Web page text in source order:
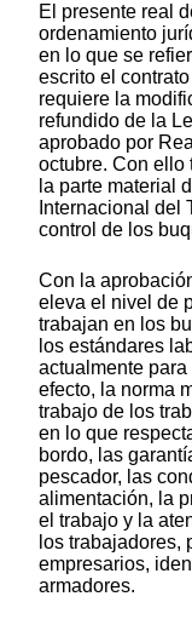
El presente real
ordenamiento
en lo que se
escrito el
requiere la
refundido de la
aprobado por
octubre. Con ello
la parte material
Internacional del
control de los
Con la
eleva el nivel de
trabajan en los
los estándares
actualmente
efecto, la norma
trabajo de los
en lo que
bordo, las
pescador, las
alimentación, la
el trabajo y la
los trabajadores,
empresarios,
armadores.